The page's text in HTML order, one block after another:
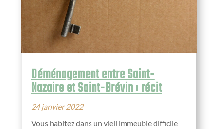
Déménagement entre Saint-
Nazaire et Saint-Brévin : récit
24 janvier 2022
Vous habitez dans un vieil immeuble difficile